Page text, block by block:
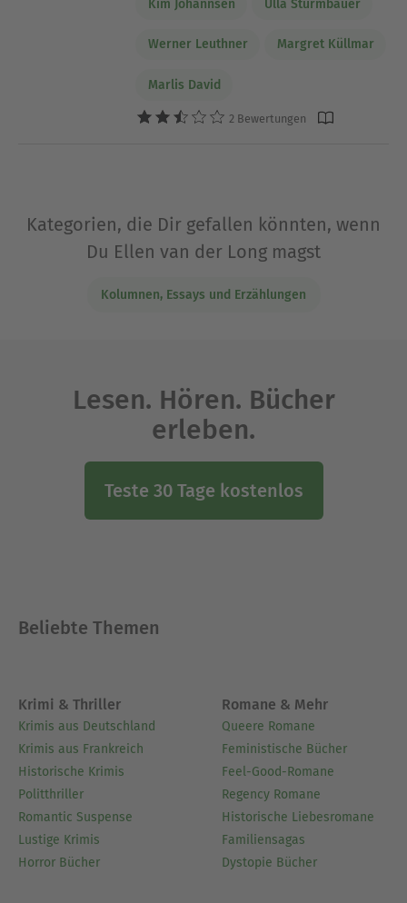
Kim Johannsen Ulla Sturmbauer
Werner Leuthner Margret Küllmar
Marlis David
2 Bewertungen
Kategorien, die Dir gefallen könnten, wenn
Du Ellen van der Long magst
Kolumnen, Essays und Erzählungen
Lesen. Hören. Bücher
erleben.
Teste 30 Tage kostenlos
Beliebte Themen
Krimi & Thriller
Krimis aus Deutschland
Krimis aus Frankreich
Historische Krimis
Politthriller
Romantic Suspense
Lustige Krimis
Horror Bücher
Romane & Mehr
Queere Romane
Feministische Bücher
Feel-Good-Romane
Regency Romane
Historische Liebesromane
Familiensagas
Dystopie Bücher